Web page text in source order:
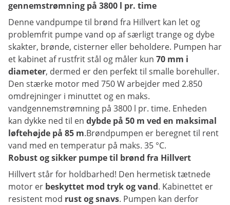
gennemstrømning på 3800 l pr. time
Denne vandpumpe til brønd fra Hillvert kan let og
problemfrit pumpe vand op af særligt trange og dybe
skakter, brønde, cisterner eller beholdere. Pumpen har
et kabinet af rustfrit stål og måler kun 70 mm i
diameter, dermed er den perfekt til smalle borehuller.
Den stærke motor med 750 W arbejder med 2.850
omdrejninger i minuttet og en maks.
vandgennemstrømning på 3800 l pr. time. Enheden
kan dykke ned til en dybde på 50 m ved en maksimal
løftehøjde på 85 m.Brøndpumpen er beregnet til rent
vand med en temperatur på maks. 35 °C.
Robust og sikker pumpe til brønd fra Hillvert
Hillvert står for holdbarhed! Den hermetisk tætnede
motor er beskyttet mod tryk og vand. Kabinettet er
resistent mod rust og snavs. Pumpen kan derfor